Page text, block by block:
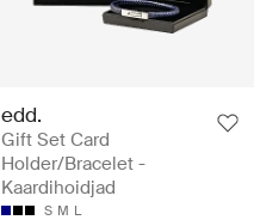
edd.
Gift Set Card
Holder/Bracelet -
Kaardihoidjad
S M L